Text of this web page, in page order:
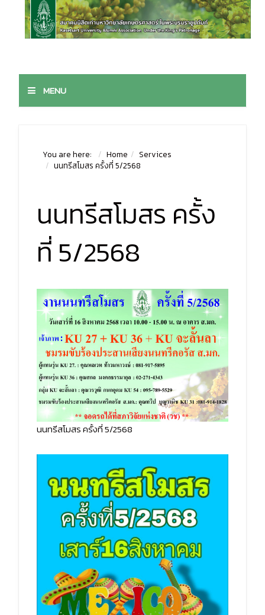
MENU
You are here: Home
Services
นนทรีสโมสร ครั้งที่ 5/2568
นนทรีสโมสร ครั้ง
ที่ 5/2568
นนทรีสโมสร ครั้งที่ 5/2568